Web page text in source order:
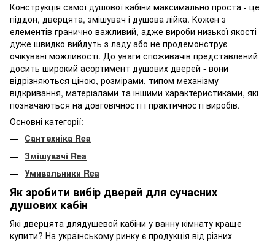
Конструкція самої душової кабіни максимально проста - це
піддон, дверцята, змішувач і душова лійка. Кожен з
елементів гранично важливий, адже вироби низької якості
дуже швидко вийдуть з ладу або не продемонструє
очікувані можливості. До уваги споживачів представлений
досить широкий асортимент душових дверей - вони
відрізняються ціною, розмірами, типом механізму
відкривання, матеріалами та іншими характеристиками, які
позначаються на довговічності і практичності виробів.
Основні категорії:
Сантехніка Rea
Змішувачі Rea
Умивальники Rea
Як зробити вибір дверей для сучасних
душових кабін
Які дверцята длядушевой кабіни у ванну кімнату краще
купити? На українському ринку є продукція від різних